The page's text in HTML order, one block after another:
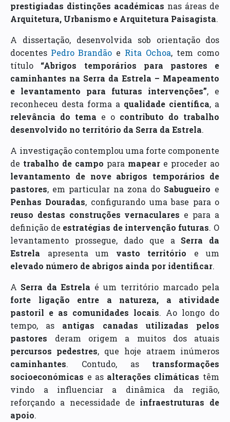
prestigiadas distinções académicas nas áreas de
Arquitetura, Urbanismo e Arquitetura Paisagista.
A dissertação, desenvolvida sob orientação dos
docentes Pedro Brandão e Rita Ochoa, tem como
título “Abrigos temporários para pastores e
caminhantes na Serra da Estrela – Mapeamento
e levantamento para futuras intervenções”, e
reconheceu desta forma a qualidade científica, a
relevância do tema e o contributo do trabalho
desenvolvido no território da Serra da Estrela.
A investigação contemplou uma forte componente
de trabalho de campo para mapear e proceder ao
levantamento de nove abrigos temporários de
pastores, em particular na zona do Sabugueiro e
Penhas Douradas, configurando uma base para o
reuso destas construções vernaculares e para a
definição de estratégias de intervenção futuras. O
levantamento prossegue, dado que a Serra da
Estrela apresenta um vasto território e um
elevado número de abrigos ainda por identificar.
A Serra da Estrela é um território marcado pela
forte ligação entre a natureza, a atividade
pastoril e as comunidades locais. Ao longo do
tempo, as antigas canadas utilizadas pelos
pastores deram origem a muitos dos atuais
percursos pedestres, que hoje atraem inúmeros
caminhantes. Contudo, as transformações
socioeconómicas e as alterações climáticas têm
vindo a influenciar a dinâmica da região,
reforçando a necessidade de infraestruturas de
apoio.